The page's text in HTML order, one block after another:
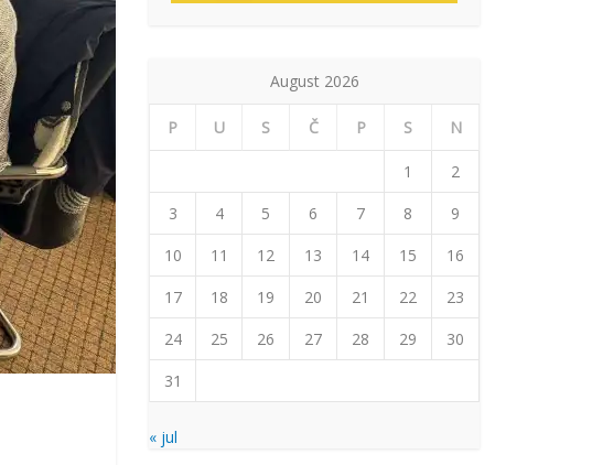
August 2026
P U S Č P S N
1
2
3
4 5 6 7 8
9
10
11 12 13 14 15
16
17
18 19 20 21 22
23
24
25 26 27 28 29
30
31
« jul